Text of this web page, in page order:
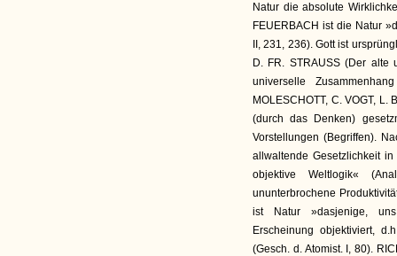
Natur die absolute
FEUERBACH ist die Natur
II, 231, 236). Gott ist
D. FR. STRAUSS (Der
universelle
MOLESCHOTT, C. VOGT,
(durch das Denken)
Vorstellungen (Begriffen).
allwaltende Gesetzlichkeit
objektive Weltlogik«
ununterbrochene
ist Natur »dasjenige,
Erscheinung objektiviert,
(Gesch. d. Atomist. I, 80).